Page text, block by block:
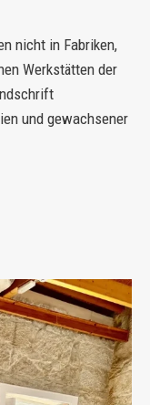
nicht in Fabriken,
Werkstätten der
und gewachsener